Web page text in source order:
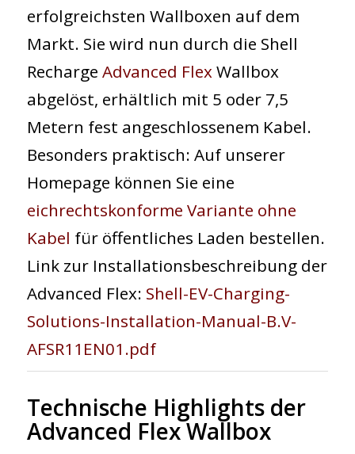
erfolgreichsten Wallboxen auf dem
Markt. Sie wird nun durch die Shell
Recharge Advanced FlexWallbox
abgelöst, erhältlich mit 5 oder 7,5
Metern fest angeschlossenem Kabel.
Besonders praktisch: Auf unserer
Homepage können Sie eine
eichrechtskonforme Variante ohne
Kabel für öffentliches Laden bestellen.
Link zur Installationsbeschreibung der
Advanced Flex: Shell-EV-Charging-
Solutions-Installation-Manual-B.V-
AFSR11EN01.pdf
Technische Highlights der
Advanced Flex Wallbox